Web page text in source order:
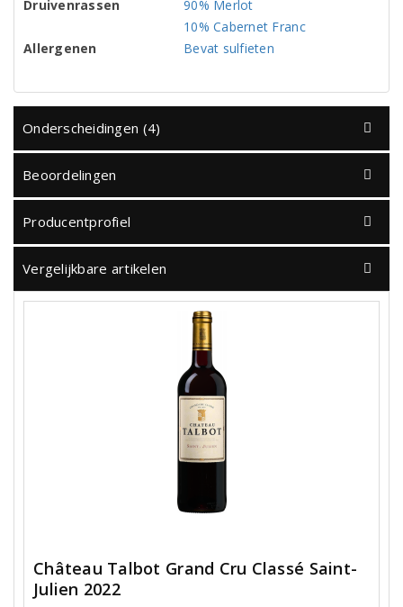
Druivenrassen
90% Merlot
10% Cabernet Franc
Allergenen
Bevat sulfieten
Onderscheidingen (4)
Beoordelingen
Producentprofiel
Vergelijkbare artikelen
Château Talbot Grand Cru Classé Saint-
Julien 2022